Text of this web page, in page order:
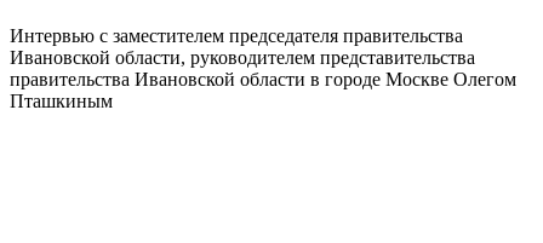
Интервью с заместителем председателя правительства
Ивановской области, руководителем представительства
правительства Ивановской области в городе Москве Олегом
Пташкиным